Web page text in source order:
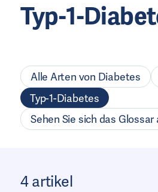
Typ-1-
Alle Arten von Diabetes
Typ-1-Diabetes
Sehen Sie sich das Glossar
4 artikel